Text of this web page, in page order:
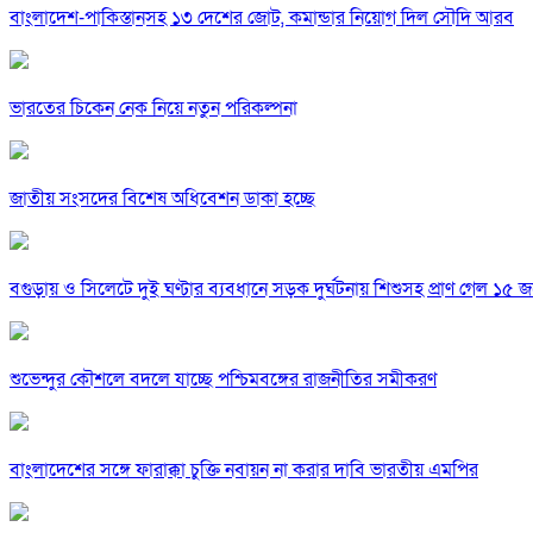
বাংলাদেশ-পাকিস্তানসহ ১৩ দেশের জোট, কমান্ডার নিয়োগ দিল সৌদি আরব
ভারতের চিকেন নেক নিয়ে নতুন পরিকল্পনা
জাতীয় সংসদের বিশেষ অধিবেশন ডাকা হচ্ছে
বগুড়ায় ও সিলেটে দুই ঘণ্টার ব্যবধানে সড়ক দুর্ঘটনায় শিশুসহ প্রাণ গেল ১৫
শুভেন্দুর কৌশলে বদলে যাচ্ছে পশ্চিমবঙ্গের রাজনীতির সমীকরণ
বাংলাদেশের সঙ্গে ফারাক্কা চুক্তি নবায়ন না করার দাবি ভারতীয় এমপির